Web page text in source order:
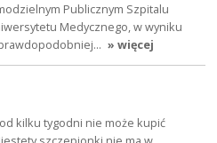
Publicznym Szpitalu
Medycznego, w wyniku
» więcej
kilku tygodni nie może kupić